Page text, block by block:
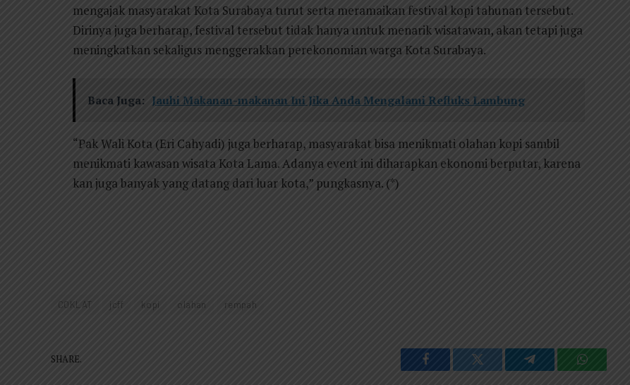
mengajak masyarakat Kota Surabaya turut serta meramaikan festival kopi tahunan tersebut.
Dirinya juga berharap, festival tersebut tidak hanya untuk menarik wisatawan, akan tetapi juga
meningkatkan sekaligus menggerakkan perekonomian warga Kota Surabaya.
Baca Juga: Jauhi Makanan-makanan Ini Jika Anda Mengalami Refluks Lambung
“Pak Wali Kota (Eri Cahyadi) juga berharap, masyarakat bisa menikmati olahan kopi sambil
menikmati kawasan wisata Kota Lama. Adanya event ini diharapkan ekonomi berputar, karena
kan juga banyak yang datang dari luar kota,” pungkasnya. (*)
COKLAT jcff kopi olahan rempah
SHARE.
Facebook Twitter Telegram WhatsApp